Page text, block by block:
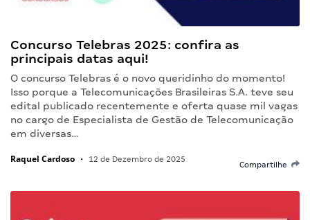
Concurso Telebras 2025: confira as
principais datas aqui!
O concurso Telebras é o novo queridinho do momento!
Isso porque a Telecomunicações Brasileiras S.A. teve seu
edital publicado recentemente e oferta quase mil vagas
no cargo de Especialista de Gestão de Telecomunicação
em diversas…
Raquel Cardoso • 12 de Dezembro de 2025
Compartilhe